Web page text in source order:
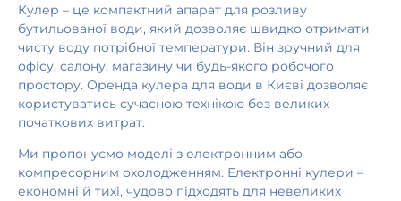
Кулер – це компактний апарат для розливу
бутильованої води, який дозволяє швидко отримати
чисту воду потрібної температури. Він зручний для
офісу, салону, магазину чи будь-якого робочого
простору. Оренда кулера для води в Києві дозволяє
користуватись сучасною технікою без великих
початкових витрат.
Ми пропонуємо моделі з електронним або
компресорним охолодженням. Електронні кулери –
економні й тихі, чудово підходять для невеликих